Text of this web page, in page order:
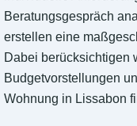
Beratungsgespräch
erstellen eine
Dabei berücksichtigen
Budgetvorstellungen
Wohnung in Lissabon